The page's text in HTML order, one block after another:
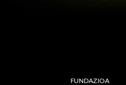
FUNDAZIOA